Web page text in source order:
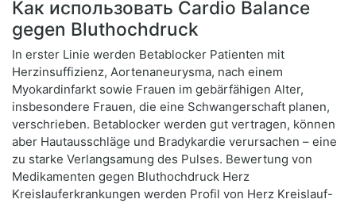
Как использовать Cardio Balance
gegen Bluthochdruck
In erster Linie werden Betablocker Patienten mit
Herzinsuffizienz, Aortenaneurysma, nach einem
Myokardinfarkt sowie Frauen im gebärfähigen Alter,
insbesondere Frauen, die eine Schwangerschaft planen,
verschrieben. Betablocker werden gut vertragen, können
aber Hautausschläge und Bradykardie verursachen – eine
zu starke Verlangsamung des Pulses. Bewertung von
Medikamenten gegen Bluthochdruck Herz
Kreislauferkrankungen werden Profil von Herz Kreislauf-